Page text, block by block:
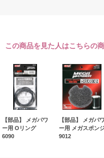
この商品を見た人はこちらの
【部品】 メガパワ
ー用 Oリング
6090
【部品】 メガパワ
ー用 メガスポン
9012